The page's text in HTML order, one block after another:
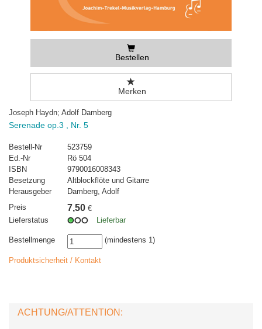
Bestellen
Merken
Joseph Haydn; Adolf Damberg
Serenade op.3 , Nr. 5
Bestell-Nr
523759
Ed.-Nr
Rö 504
ISBN
9790016008343
Besetzung
Altblockflöte und Gitarre
Herausgeber
Damberg, Adolf
Preis
7,50 €
Lieferstatus
Lieferbar
Bestellmenge (mindestens 1)
Produktsicherheit / Kontakt
ACHTUNG/ATTENTION: